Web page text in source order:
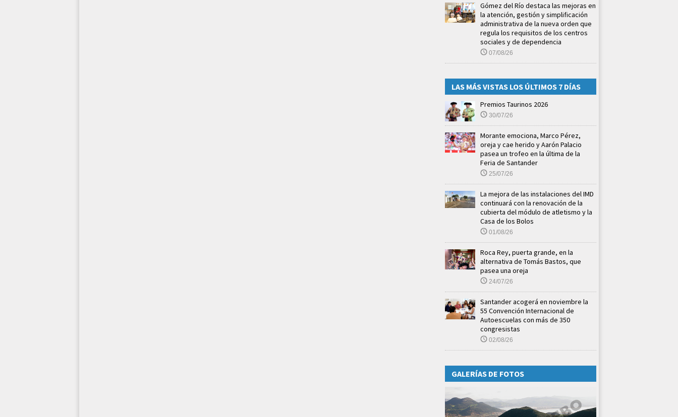
Gómez del Río destaca las mejoras en
la atención, gestión y simplificación
administrativa de la nueva orden que
regula los requisitos de los centros
sociales y de dependencia
07/08/26
LAS MÁS VISTAS LOS ÚLTIMOS 7 DÍAS
Premios Taurinos 2026
30/07/26
Morante emociona, Marco Pérez,
oreja y cae herido y Aarón Palacio
pasea un trofeo en la última de la
Feria de Santander
25/07/26
La mejora de las instalaciones del IMD
continuará con la renovación de la
cubierta del módulo de atletismo y la
Casa de los Bolos
01/08/26
Roca Rey, puerta grande, en la
alternativa de Tomás Bastos, que
pasea una oreja
24/07/26
Santander acogerá en noviembre la
55 Convención Internacional de
Autoescuelas con más de 350
congresistas
02/08/26
GALERÍAS DE FOTOS